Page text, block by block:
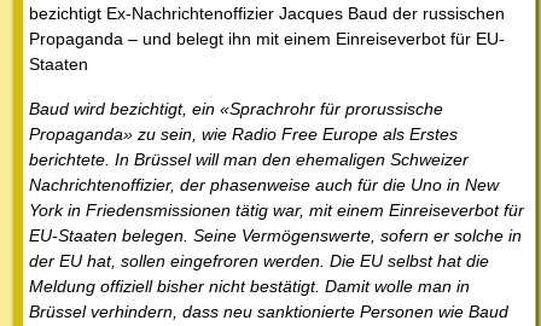
bezichtigt Ex-Nachrichtenoffizier Jacques Baud der russischen
Propaganda – und belegt ihn mit einem Einreiseverbot für EU-
Staaten
Baud wird bezichtigt, ein «Sprachrohr für prorussische
Propaganda» zu sein, wie Radio Free Europe als Erstes
berichtete. In Brüssel will man den ehemaligen Schweizer
Nachrichtenoffizier, der phasenweise auch für die Uno in New
York in Friedensmissionen tätig war, mit einem Einreiseverbot für
EU-Staaten belegen. Seine Vermögenswerte, sofern er solche in
der EU hat, sollen eingefroren werden. Die EU selbst hat die
Meldung offiziell bisher nicht bestätigt. Damit wolle man in
Brüssel verhindern, dass neu sanktionierte Personen wie Baud